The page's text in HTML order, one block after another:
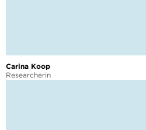
Carina Koop
Researcherin